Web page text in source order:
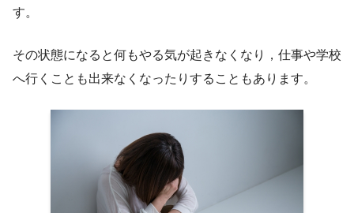
す。
その状態になると何もやる気が起きなくなり，仕事や学校
へ行くことも出来なくなったりすることもあります。